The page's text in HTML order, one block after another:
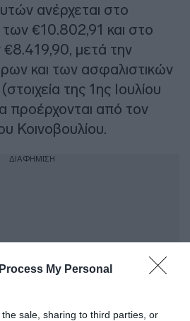
My Personal
sale, sharing to third parties, or
ανέρχεται στο
€10.802,91 και στο
μετά την
και των ασφαλιστικών
της 1ης Ιουλίου
προέρχονται από τον
Κοινοβουλίου.
ΔΙΑΦΗΜΙΣΗ